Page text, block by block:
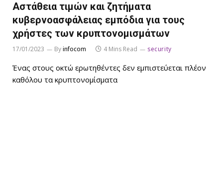
Αστάθεια τιμών και ζητήματα
κυβερνοασφάλειας εμπόδια για τους
χρήστες των κρυπτονομισμάτων
17/01/2023 Byinfocom 4 Mins Read security
Ένας στους οκτώ ερωτηθέντες δεν εμπιστεύεται πλέον
καθόλου τα κρυπτονομίσματα